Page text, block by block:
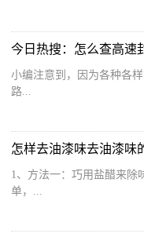
今日热搜：怎么查高速
小编注意到，因为各种各
路...
怎样去油漆味去油漆味
1、方法一：巧用盐醋来除
单，...